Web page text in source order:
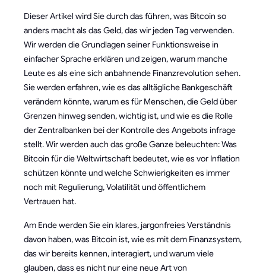
Dieser Artikel wird Sie durch das führen, was Bitcoin so
anders macht als das Geld, das wir jeden Tag verwenden.
Wir werden die Grundlagen seiner Funktionsweise in
einfacher Sprache erklären und zeigen, warum manche
Leute es als eine sich anbahnende Finanzrevolution sehen.
Sie werden erfahren, wie es das alltägliche Bankgeschäft
verändern könnte, warum es für Menschen, die Geld über
Grenzen hinweg senden, wichtig ist, und wie es die Rolle
der Zentralbanken bei der Kontrolle des Angebots infrage
stellt. Wir werden auch das große Ganze beleuchten: Was
Bitcoin für die Weltwirtschaft bedeutet, wie es vor Inflation
schützen könnte und welche Schwierigkeiten es immer
noch mit Regulierung, Volatilität und öffentlichem
Vertrauen hat.
Am Ende werden Sie ein klares, jargonfreies Verständnis
davon haben, was Bitcoin ist, wie es mit dem Finanzsystem,
das wir bereits kennen, interagiert, und warum viele
glauben, dass es nicht nur eine neue Art von